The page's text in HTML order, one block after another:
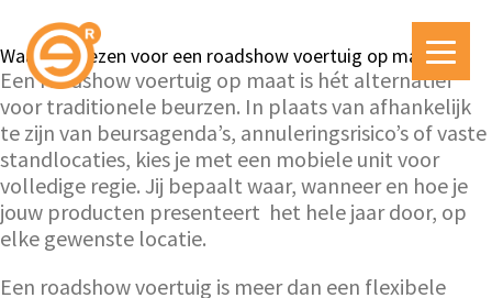
Waarom kiezen voor een roadshow voertuig op maat?
Een roadshow voertuig op maat is hét alternatief
voor traditionele beurzen. In plaats van afhankelijk
te zijn van beursagenda’s, annuleringsrisico’s of vaste
standlocaties, kies je met een mobiele unit voor
volledige regie. Jij bepaalt waar, wanneer en hoe je
jouw producten presenteert het hele jaar door, op
elke gewenste locatie.
Een roadshow voertuig is meer dan een flexibele